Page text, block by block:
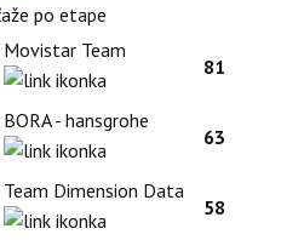
po etape
Movistar Team
81
BORA - hansgrohe
63
Team Dimension Data
58